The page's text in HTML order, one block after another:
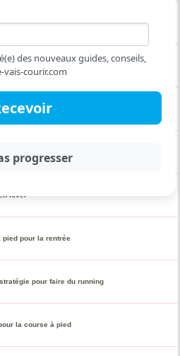
des nouveaux guides, conseils,
vais-courir.com
à éviter
le sport
hiver
pied pour la rentrée
pour faire du running
la course à pied